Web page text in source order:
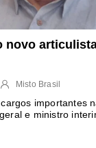
novo
Misto Brasil
importantes
e ministro